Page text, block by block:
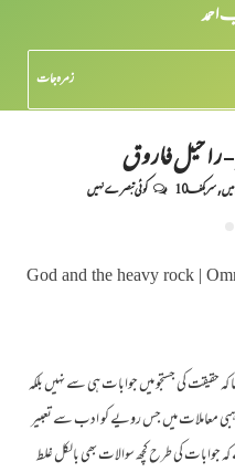
احمد
زمرہ جات
راحیل فاروق
,سربکف10 کوئی تبصرے نہیں
God and the heavy rock |
کی جستجو میں جوابات ہی سے نہیں بلکہ
معاملات میں جس رویے کو ادب سے تعبیر
کہ جوابات کی طرح کچھ سوالات بھی بالکل غلط